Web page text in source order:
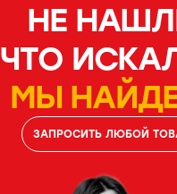
НЕ
ЧТО
МЫ
ЗАПРОСИТЬ ЛЮБОЙ